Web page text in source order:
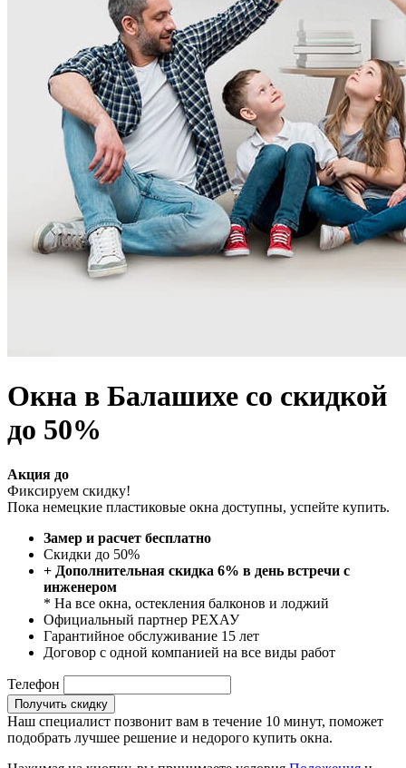
Окна в Балашихе со скидкой
до 50%
Акция до
Фиксируем скидку!
Пока немецкие пластиковые окна доступны, успейте купить.
Замер и расчет бесплатно
Скидки до 50%
+ Дополнительная скидка 6% в день встречи с
инженером
* На все окна, остекления балконов и лоджий
Официальный партнер РЕХАУ
Гарантийное обслуживание 15 лет
Договор с одной компанией на все виды работ
Телефон
Получить скидку
Наш специалист позвонит вам в течение 10 минут, поможет
подобрать лучшее решение и недорого купить окна.